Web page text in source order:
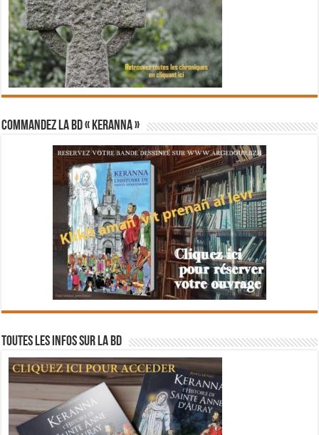
Commandez la BD « Keranna »
Toutes les infos sur la BD